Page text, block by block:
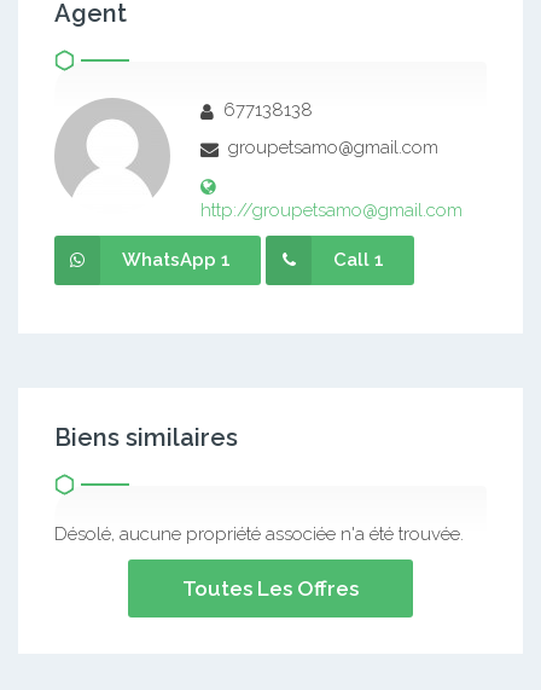
Agent
677138138
groupetsamo@gmail.com
http://groupetsamo@gmail.com
WhatsApp 1 Call 1
Biens similaires
Désolé, aucune propriété associée n'a été trouvée.
Toutes Les Offres